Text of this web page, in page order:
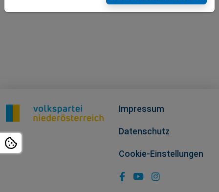
Impressum
Datenschutz
Cookie-Einstellungen